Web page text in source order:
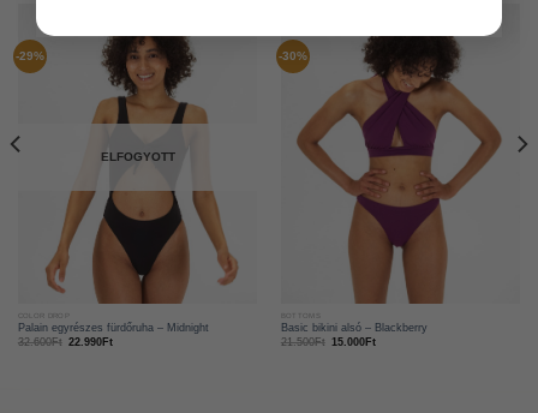
-29%
ELFOGYOTT
Palain egyrészes fürdőruha – Midnight
32.600Ft 22.990 Ft
-30%
Basic bikini alsó – Blackberry
21.500Ft 15.000 Ft